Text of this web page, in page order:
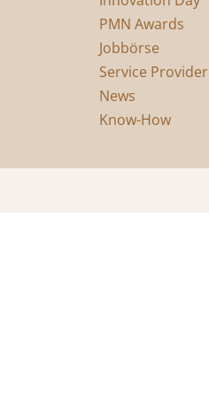
PMN Awards
Jobbörse
Service Provider
News
Know-How